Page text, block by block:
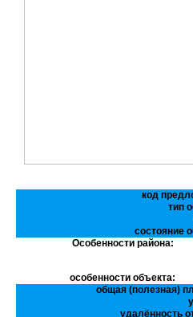
код
тип
состояние
Особенности района:
особенности объекта:
общая (полезная)
удалённость